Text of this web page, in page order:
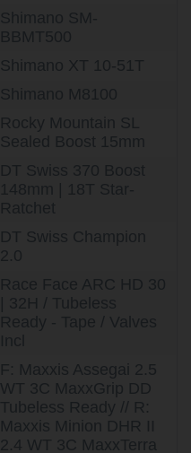
Shimano XT 10-51T
Rocky Mountain SL
Sealed Boost 15mm
DT Swiss Champion
2.0
F: Maxxis Assegai 2.5
WT 3C MaxxGrip DD
Tubeless Ready // R:
Maxxis Minion DHR II
2.4 WT 3C MaxxTerra